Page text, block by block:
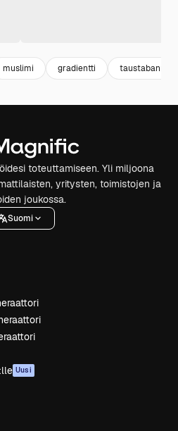
muslimi gradientti taustabanner
toteuttamiseen. Yli miljoona
yritysten, toimistojen ja
joukossa.
Suomi
Uusi